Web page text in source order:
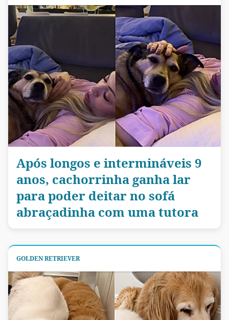
Após longos e intermináveis 9
anos, cachorrinha ganha lar
para poder deitar no sofá
abraçadinha com uma tutora
GOLDEN RETRIEVER